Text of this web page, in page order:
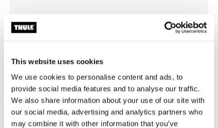
This website uses cookies
We use cookies to personalise content and ads, to
provide social media features and to analyse our traffic.
We also share information about your use of our site with
our social media, advertising and analytics partners who
may combine it with other information that you’ve
Thule One-Key System
4-pack black
Thule Strap Organiser
绑带收纳盒275 厘米黑色
所有功能